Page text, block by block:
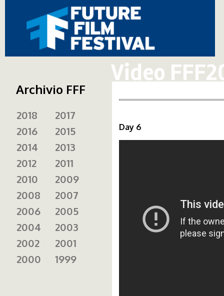
Video
Day 6
Archivio FFF
2018
2017
2016
2015
2014
2013
2012
2011
2010
2009
2008
2007
2006
2005
2004
2003
2002
2001
2000
1999